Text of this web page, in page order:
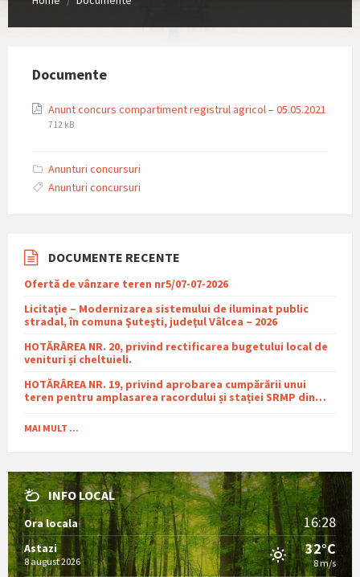
Documente
Anunt concurs compartiment registrul agricol – 05.05.2021
File
File
712 kB
Anunturi concursuri
Anunturi concursuri
DOCUMENTE RECENTE
Ofertă de vânzare teren nr5/07-07-2026
Licitaţie – Modernizarea sistemului de iluminat public
stradal, în comuna Şuteşti, judeţul Vâlcea – 2026
HOTĂRÂREA NR. 20, privind rectificarea bugetului local de
venituri și cheltuieli.
HOTĂRÂREA NR. 19, privind aprobarea cumpărării unui
teren pentru amplasarea racordului și stației SRMP din
comuna Sutești.
MAI MULT ...
INFO LOCAL
Ora locala 16:28
Astazi
8 august 2026
32°C
8 m/s